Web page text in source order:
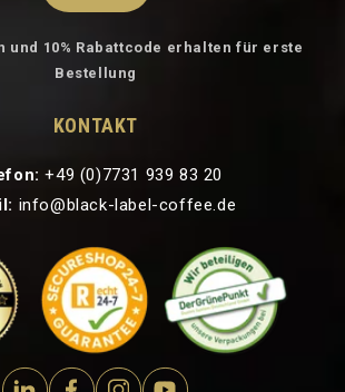
und 10% Rabattcode erhalten für erste
Bestellung
KONTAKT
+49 (0)7731 939 83 20
info@black-label-coffee.de